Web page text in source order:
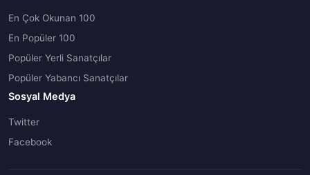
En Çok Okunan 100
En Popüler 100
Popüler Yerli Sanatçılar
Popüler Yabancı Sanatçılar
Sosyal Medya
Twitter
Facebook